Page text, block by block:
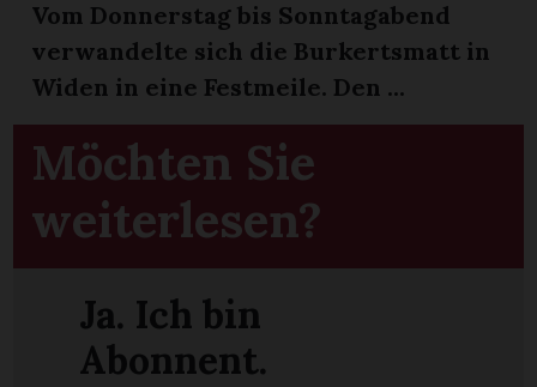
Vom Donnerstag bis Sonntagabend
verwandelte sich die Burkertsmatt in
Widen in eine Festmeile. Den ...
Möchten Sie
weiterlesen?
Ja. Ich bin
Abonnent.